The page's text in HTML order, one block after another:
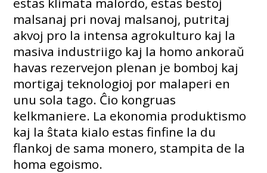
malsanaj pri novaj malsanoj, putritaj
akvoj pro la intensa agrokulturo kaj la
masiva industriigo kaj la homo ankoraŭ
havas rezervejon plenan je bomboj kaj
mortigaj teknologioj por malaperi en
unu sola tago. Ĉio kongruas
kelkmaniere. La ekonomia produktismo
kaj la ŝtata kialo estas finfine la du
flankoj de sama monero, stampita de la
homa egoismo.